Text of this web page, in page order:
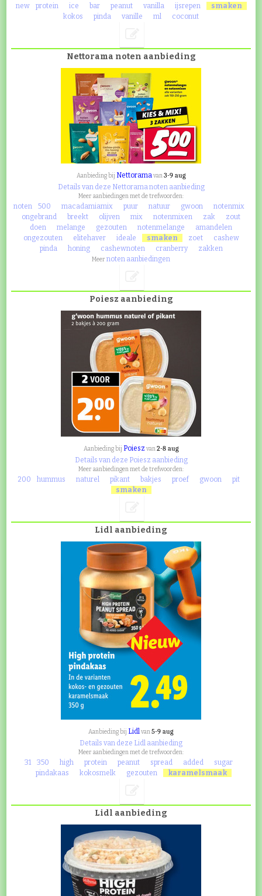
new protein ice bar peanut vanilla ijsrepen
smaken
kokos
pinda vanille ml coconut
Nettorama noten aanbieding
Aanbieding bij Nettoramavan3-9 aug
Details van deze Nettorama noten aanbieding
Meer aanbiedingen met de trefwoorden:
noten 500 macadamiamix puur natuur gwoon
notenmix
ongebrand
breekt olijven mix notenmixen zak
zout
doen
melange gezouten notenmelange
amandelen
ongezouten
elitehaver ideale smaken zoet
cashew
pinda
honing cashewnoten cranberry zakken
Meer noten aanbiedingen
Poiesz aanbieding
Aanbieding bij Poiesz van2-8 aug
Details van deze Poiesz aanbieding
Meer aanbiedingen met de trefwoorden:
200 hummus naturel pikant bakjes proef gwoon
pit
smaken
Lidl aanbieding
Aanbieding bij Lidlvan5-9 aug
Details van deze Lidl aanbieding
Meer aanbiedingen met de trefwoorden:
31 350 high protein peanut spread added
sugar
pindakaas
kokosmelk gezouten karamelsmaak
Lidl aanbieding